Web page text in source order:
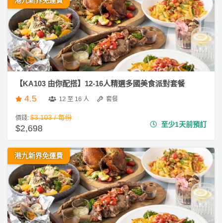
驗
手
作
工
作
坊
戶
玩
樂
遊
艇
出
租
【KA103 由你配搭】12-16人精選多國美食派對套餐
4.5 12 至 16 人 套餐
價錢: $3,103 / 每份
$2,698 至少1天前預訂
港九新界免運費